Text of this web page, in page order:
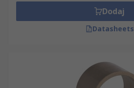
Dodaj
Datasheets